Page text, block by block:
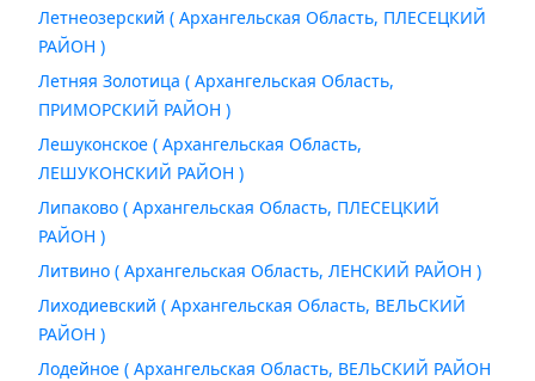
Летнеозерский ( Архангельская Область, ПЛЕСЕЦКИЙ
РАЙОН )
Летняя Золотица ( Архангельская Область,
ПРИМОРСКИЙ РАЙОН )
Лешуконское ( Архангельская Область,
ЛЕШУКОНСКИЙ РАЙОН )
Липаково ( Архангельская Область, ПЛЕСЕЦКИЙ
РАЙОН )
Литвино ( Архангельская Область, ЛЕНСКИЙ РАЙОН )
Лиходиевский ( Архангельская Область, ВЕЛЬСКИЙ
РАЙОН )
Лодейное ( Архангельская Область, ВЕЛЬСКИЙ РАЙОН